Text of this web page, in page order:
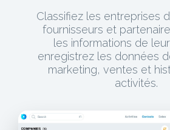
Classifiez les entreprises
fournisseurs et
les informations de
enregistrez les données
marketing, ventes et
activités.